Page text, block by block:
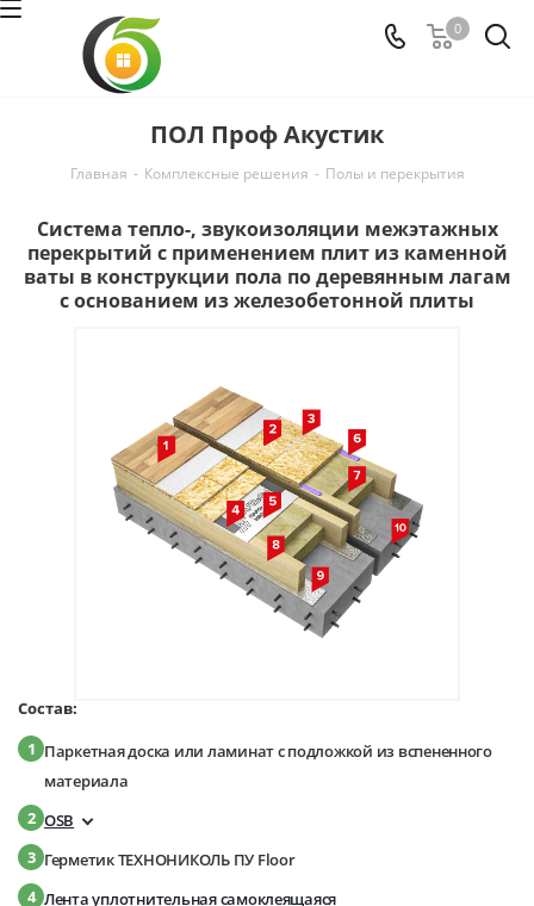
0
ПОЛ Проф Акустик
Главная - Комплексные решения - Полы и перекрытия
Система тепло-, звукоизоляции межэтажных
перекрытий с применением плит из каменной
ваты в конструкции пола по деревянным лагам
с основанием из железобетонной плиты
Состав:
1 Паркетная доска или ламинат с подложкой из вспененного
материала
2 OSB
3 Герметик ТЕХНОНИКОЛЬ ПУ Floor
4 Лента уплотнительная самоклеящаяся